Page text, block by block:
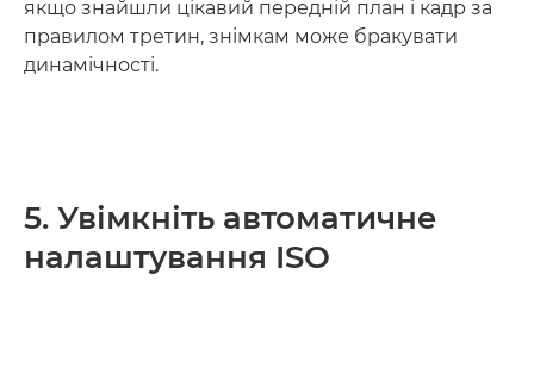
якщо знайшли цікавий передній план і кадр за
правилом третин, знімкам може бракувати
динамічності.
5. Увімкніть автоматичне
налаштування ISO